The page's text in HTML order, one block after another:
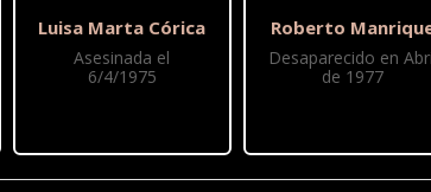
Luisa Marta Córica
Asesinada el
6/4/1975
Roberto
Desaparecido en
de 1977